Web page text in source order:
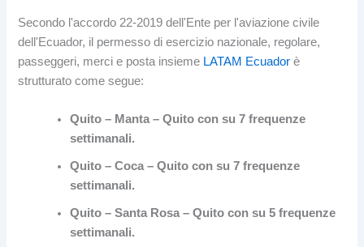
Secondo l'accordo 22-2019 dell'Ente per l'aviazione civile
dell'Ecuador, il permesso di esercizio nazionale, regolare,
passeggeri, merci e posta insieme LATAM Ecuador è
strutturato come segue:
Quito – Manta – Quito con su 7 frequenze
settimanali.
Quito – Coca – Quito con su 7 frequenze
settimanali.
Quito – Santa Rosa – Quito con su 5 frequenze
settimanali.